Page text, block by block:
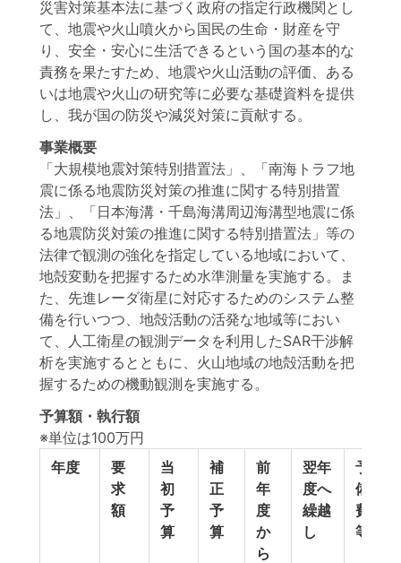
災害対策基本法に基づく政府の指定行政機関とし
て、地震や火山噴火から国民の生命・財産を守
り、安全・安心に生活できるという国の基本的な
責務を果たすため、地震や火山活動の評価、ある
いは地震や火山の研究等に必要な基礎資料を提供
し、我が国の防災や減災対策に貢献する。
事業概要
「大規模地震対策特別措置法」、「南海トラフ地
震に係る地震防災対策の推進に関する特別措置
法」、「日本海溝・千島海溝周辺海溝型地震に係
る地震防災対策の推進に関する特別措置法」等の
法律で観測の強化を指定している地域において、
地殻変動を把握するため水準測量を実施する。ま
た、先進レーダ衛星に対応するためのシステム整
備を行いつつ、地殻活動の活発な地域等におい
て、人工衛星の観測データを利用したSAR干渉解
析を実施するとともに、火山地域の地殻活動を把
握するための機動観測を実施する。
予算額・執行額
※単位は100万円
年度
要
求
額
当
初
予
算
補
正
予
算
前
年
度
か
ら
翌年
度へ
繰越
し
予
備
費
等